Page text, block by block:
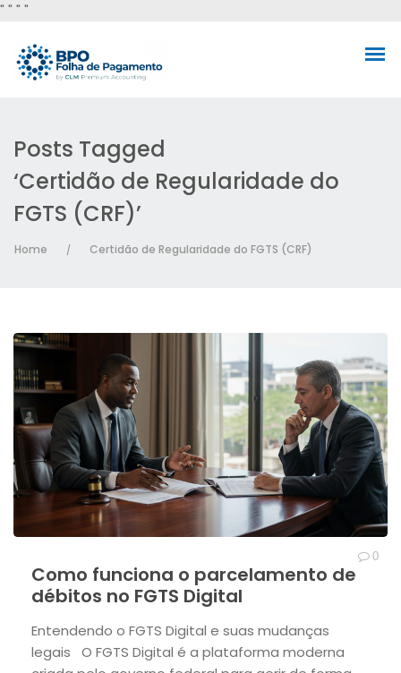
" " " "
Posts Tagged
‘Certidão de Regularidade do
FGTS (CRF)’
Home / Certidão de Regularidade do FGTS (CRF)
Como funciona o parcelamento de
débitos no FGTS Digital
0
Entendendo o FGTS Digital e suas mudanças
legais O FGTS Digital é a plataforma moderna